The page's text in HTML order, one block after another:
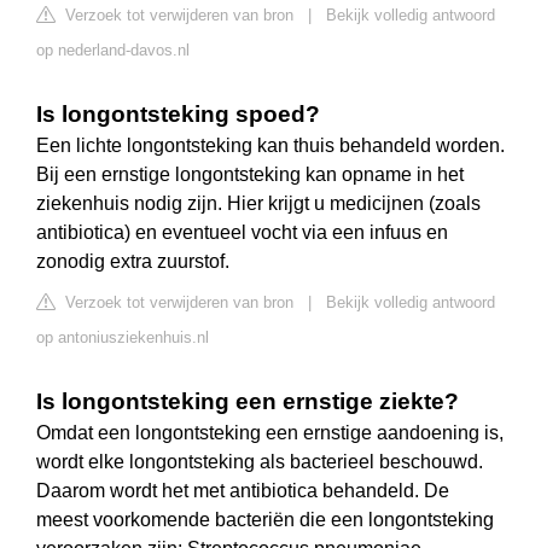
Verzoek tot verwijderen van bron
Bekijk volledig antwoord
op nederland-davos.nl
Is longontsteking spoed?
Een lichte longontsteking kan thuis behandeld worden.
Bij een ernstige longontsteking kan opname in het
ziekenhuis nodig zijn. Hier krijgt u medicijnen (zoals
antibiotica) en eventueel vocht via een infuus en
zonodig extra zuurstof.
Verzoek tot verwijderen van bron
Bekijk volledig antwoord
op antoniusziekenhuis.nl
Is longontsteking een ernstige ziekte?
Omdat een longontsteking een ernstige aandoening is,
wordt elke longontsteking als bacterieel beschouwd.
Daarom wordt het met antibiotica behandeld. De
meest voorkomende bacteriën die een longontsteking